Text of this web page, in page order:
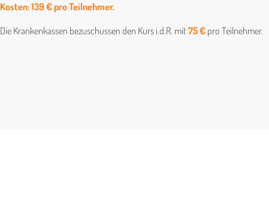
Kosten: 139 € pro Teilnehmer.
Die Krankenkassen bezuschussen den Kurs i.d.R. mit75 € pro Teilnehmer.